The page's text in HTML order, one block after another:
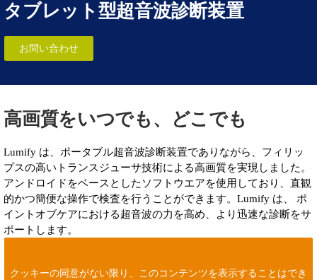
タブレット型超音波診断装置
お問い合わせ
高画質をいつでも、どこでも
Lumify は、ポータブル超音波診断装置でありながら、フィリッ
プスの高いトランスジューサ技術による高画質を実現しました。
アンドロイドをベースとしたソフトウエアを使用しており、直観
的かつ簡便な操作で検査を行うことができます。Lumify は、 ポ
イントオブケアにおける超音波の力を高め、より迅速な診断をサ
ポートします。
クッキーの同意がない限り、このコンテンツを表示することはでき